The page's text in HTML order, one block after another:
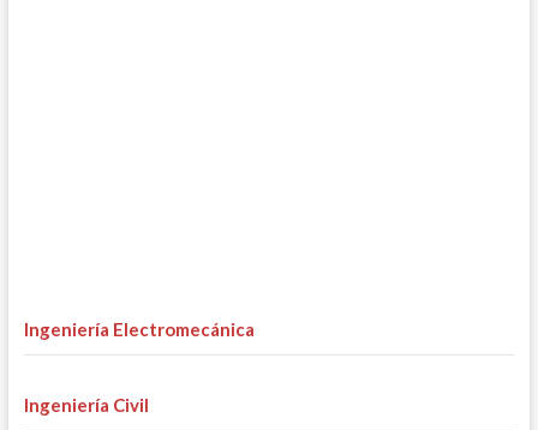
Ingeniería Electromecánica
Ingeniería Civil